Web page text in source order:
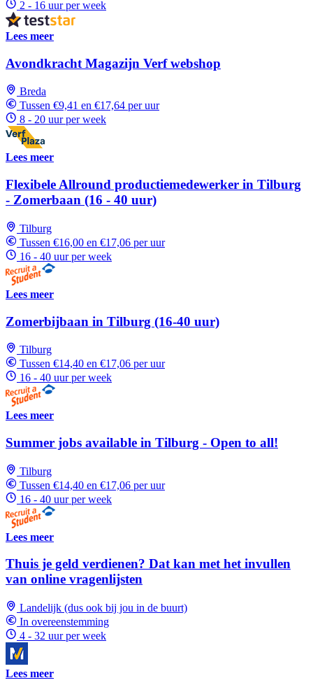
2 - 16 uur per week
Lees meer
Avondkracht Magazijn Verf webshop
Breda
Tussen €9,41 en €17,64 per uur
8 - 20 uur per week
Lees meer
Flexibele Allround productiemedewerker in Tilburg
- Zomerbaan (16 - 40 uur)
Tilburg
Tussen €16,00 en €17,06 per uur
16 - 40 uur per week
Lees meer
Zomerbijbaan in Tilburg (16-40 uur)
Tilburg
Tussen €14,40 en €17,06 per uur
16 - 40 uur per week
Lees meer
Summer jobs available in Tilburg - Open to all!
Tilburg
Tussen €14,40 en €17,06 per uur
16 - 40 uur per week
Lees meer
Thuis je geld verdienen? Dat kan met het invullen
van online vragenlijsten
Landelijk (dus ook bij jou in de buurt)
In overeenstemming
4 - 32 uur per week
Lees meer